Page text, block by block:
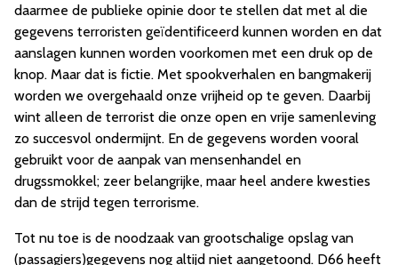
daarmee de publieke opinie door te stellen dat met al die
gegevens terroristen geïdentificeerd kunnen worden en dat
aanslagen kunnen worden voorkomen met een druk op de
knop. Maar dat is fictie. Met spookverhalen en bangmakerij
worden we overgehaald onze vrijheid op te geven. Daarbij
wint alleen de terrorist die onze open en vrije samenleving
zo succesvol ondermijnt. En de gegevens worden vooral
gebruikt voor de aanpak van mensenhandel en
drugssmokkel; zeer belangrijke, maar heel andere kwesties
dan de strijd tegen terrorisme.
Tot nu toe is de noodzaak van grootschalige opslag van
(passagiers)gegevens nog altijd niet aangetoond. D66 heeft